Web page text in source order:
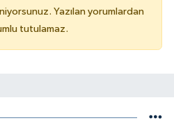
Yazılan yorumlardan
tutulamaz.